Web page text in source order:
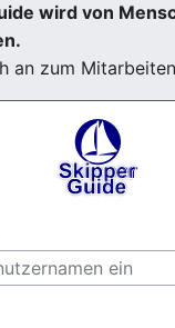
wird von
an zum